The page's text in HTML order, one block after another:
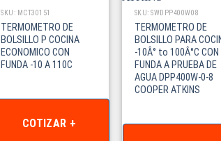
SKU: MCT30151
TERMOMETRO DE
BOLSILLO P COCINA
ECONOMICO CON
FUNDA -10 A 110C
COTIZAR +
SKU: SWDPP400W08
TERMOMETRO DE
BOLSILLO PARA
-10Â° to 100Â°C CON
FUNDA A PRUEBA DE
AGUA DPP400W-0-8
COOPER ATKINS